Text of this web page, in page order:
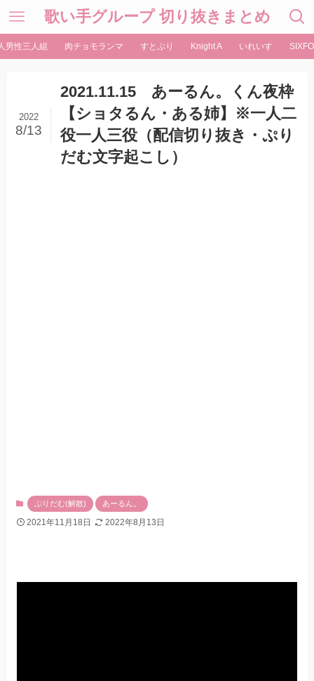
歌い手グループ 切り抜きまとめ
男性三人組 肉チョモランマ すとぷり Knight A いれいす
2021.11.15 あーるん。くん夜枠
【ショタるん・ある姉】※一人二
役一人三役（配信切り抜き・ぷり
だむ文字起こし）
2022
8/13
ぷりだむ(解散) あーるん。
2021年11月18日 2022年8月13日